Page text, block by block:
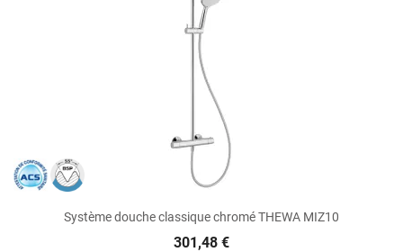
Système douche classique chromé THEWA MIZ10
301,48 €